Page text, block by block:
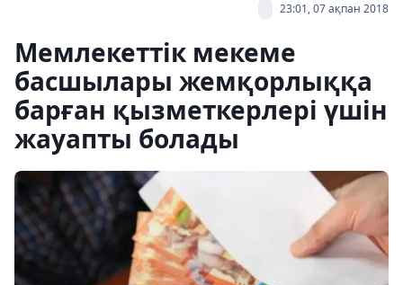
23:01, 07 ақпан 2018
Мемлекеттік мекеме
басшылары жемқорлыққа
барған қызметкерлері үшін
жауапты болады